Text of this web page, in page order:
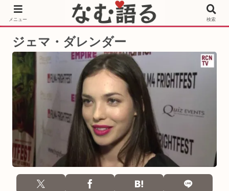
［PR］Prime Video もっと観るならサブスクリプション
ジェマ・ダレンダー
メニュー 検索